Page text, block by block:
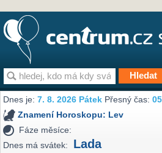
Dnes je:7. 8. 2026 Pátek Přesný čas:05
Znamení Horoskopu: Lev
Fáze měsíce:
Dnes má svátek:
Lada